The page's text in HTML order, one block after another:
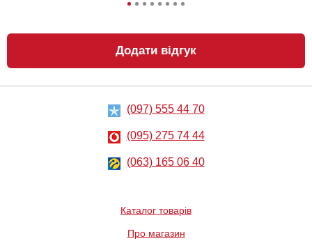
Лубрикант на
водній основі
Eros Aqua, 50 мл
грн
Анальний
водній основі
Just Glide Anal,
267
Додати відгук
(097) 555 44 70
(095) 275 74 44
(063) 165 06 40
Каталог товарів
Про магазин